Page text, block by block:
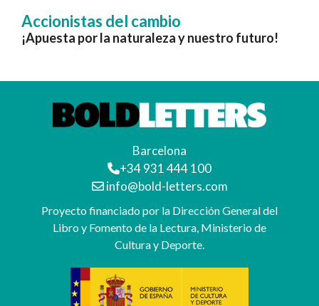
Accionistas del cambio
¡Apuesta por la naturaleza y nuestro futuro!
Barcelona
+34 931 444 100
info@bold-letters.com
Proyecto financiado por la Dirección General del
Libro y Fomento de la Lectura, Ministerio de
Cultura y Deporte.